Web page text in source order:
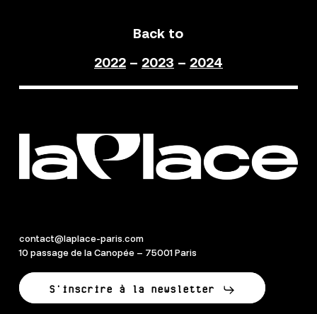
Back to
2022– 2023 – 2024
contact@laplace-paris.com
10 passage de la Canopée – 75001 Paris
S'inscrire à la newsletter